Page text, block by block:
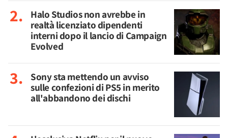
Halo Studios non avrebbe in
realtà licenziato dipendenti
interni dopo il lancio di Campaign
Evolved
Sony sta mettendo un avviso
sulle confezioni di PS5 in merito
all'abbandono dei dischi